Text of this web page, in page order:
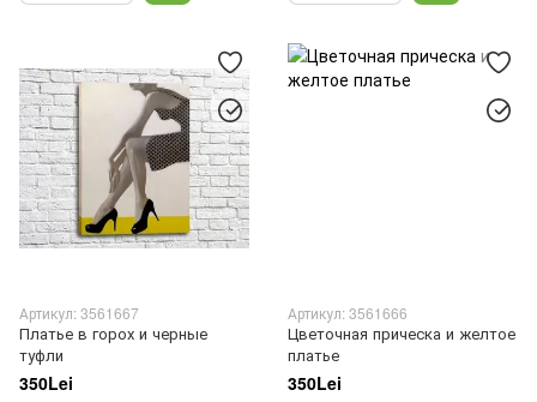
Артикул: 3561667
Платье в горох и черные
туфли
350Lei
Артикул: 3561666
Цветочная прическа и желтое
платье
350Lei